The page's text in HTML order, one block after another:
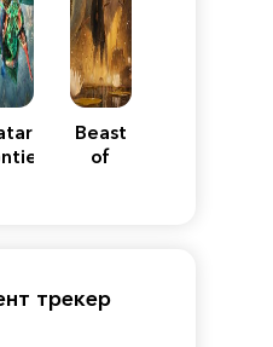
Beast
of
трекер